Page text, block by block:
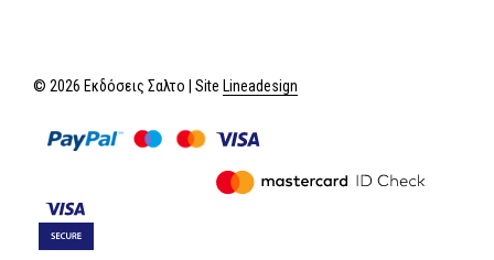
© 2026 Εκδόσεις Σαλτο | Site Lineadesign